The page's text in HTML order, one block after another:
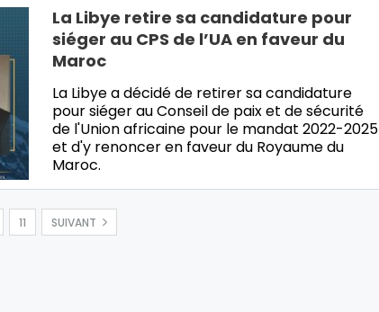
La Libye retire sa candidature pour
siéger au CPS de l’UA en faveur du
Maroc
La Libye a décidé de retirer sa candidature
pour siéger au Conseil de paix et de sécurité
de l'Union africaine pour le mandat 2022-2025
et d'y renoncer en faveur du Royaume du
Maroc.
11 SUIVANT